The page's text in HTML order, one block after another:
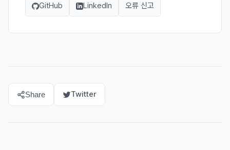
GitHub LinkedIn 오류 신고
Share Twitter